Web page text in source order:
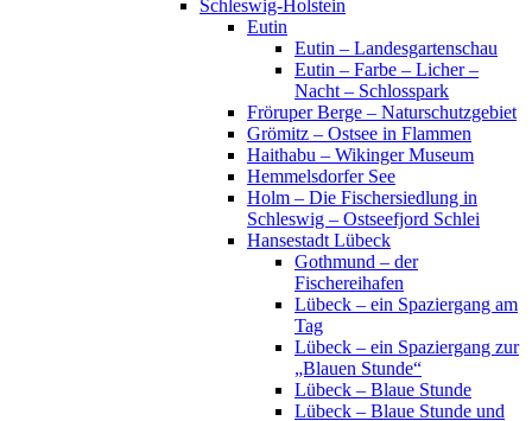
Schleswig-Holstein
Eutin
Eutin – Landesgartenschau
Eutin – Farbe – Licher –
Nacht – Schlosspark
Fröruper Berge – Naturschutzgebiet
Grömitz – Ostsee in Flammen
Haithabu – Wikinger Museum
Hemmelsdorfer See
Holm – Die Fischersiedlung in
Schleswig – Ostseefjord Schlei
Hansestadt Lübeck
Gothmund – der
Fischereihafen
Lübeck – ein Spaziergang am
Tag
Lübeck – ein Spaziergang zur
„Blauen Stunde“
Lübeck – Blaue Stunde
Lübeck – Blaue Stunde und